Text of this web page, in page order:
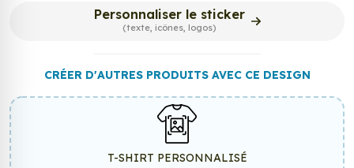
Personnaliser le sticker
(texte, icônes, logos)
CRÉER D'AUTRES PRODUITS AVEC CE DESIGN
T-SHIRT PERSONNALISÉ